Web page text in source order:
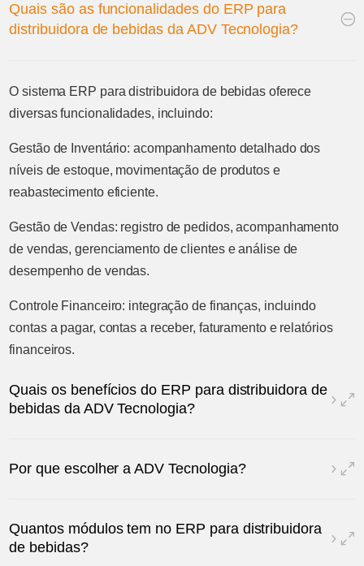
Quais são as funcionalidades do ERP para
distribuidora de bebidas da ADV Tecnologia?
O sistema ERP para distribuidora de bebidas oferece
diversas funcionalidades, incluindo:
Gestão de Inventário: acompanhamento detalhado dos
níveis de estoque, movimentação de produtos e
reabastecimento eficiente.
Gestão de Vendas: registro de pedidos, acompanhamento
de vendas, gerenciamento de clientes e análise de
desempenho de vendas.
Controle Financeiro: integração de finanças, incluindo
contas a pagar, contas a receber, faturamento e relatórios
financeiros.
Quais os benefícios do ERP para distribuidora de
bebidas da ADV Tecnologia?
Por que escolher a ADV Tecnologia?
Quantos módulos tem no ERP para distribuidora
de bebidas?